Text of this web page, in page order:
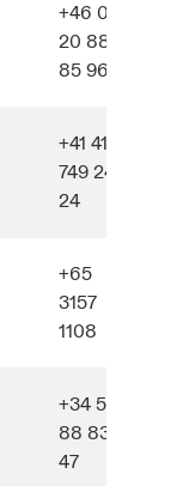
+46 0
20 88
85 96
+41 41
749 24
24
+65
3157
1108
+34 518
88 83
47